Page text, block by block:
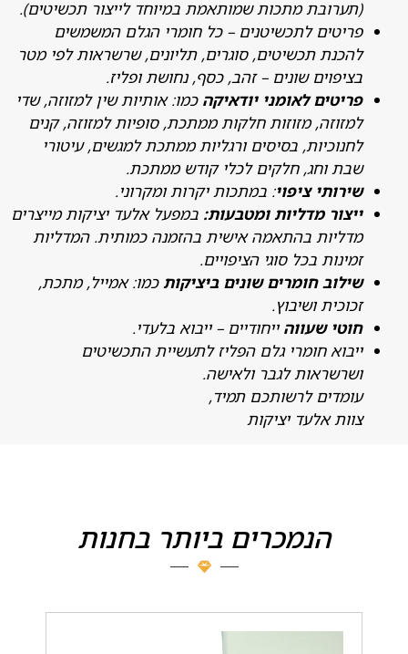
מתכות שמותאמת במיוחד לייצור תכשיטים).
לתכשיטנים – כל חומרי הגלם המשמשים
תכשיטים, סוגרים, תליונים, שרשראות לפי מטר
שונים – זהב, כסף, נחושת ופליז.
לאומני יודאיקהכמו: אותיות שין למזוזה, שדי
מזוזות חלקות ממתכת, סופיות למזוזה, קנים
בסיסים ורגליות ממתכת למגשים, עיטורי
וחג, חלקים לכלי קודש ממתכת.
ציפוי: במתכות יקרות ומקרוני.
מדליות ומטבעות:במפעל אלעד יציקות מייצרים
בהתאמה אישית בהזמנה כמותית. המדליות
בכל סוגי הציפויים.
חומרים שונים ביציקותכמו: אמייל, מתכת,
ושיבוץ.
שעווה ייחודיים – ייבוא בלעדי.
חומרי גלם הפליז לתעשיית התכשיטים
לגבר ולאישה.
לרשותכם תמיד,
אלעד יציקות
הנמכרים ביותר בחנות